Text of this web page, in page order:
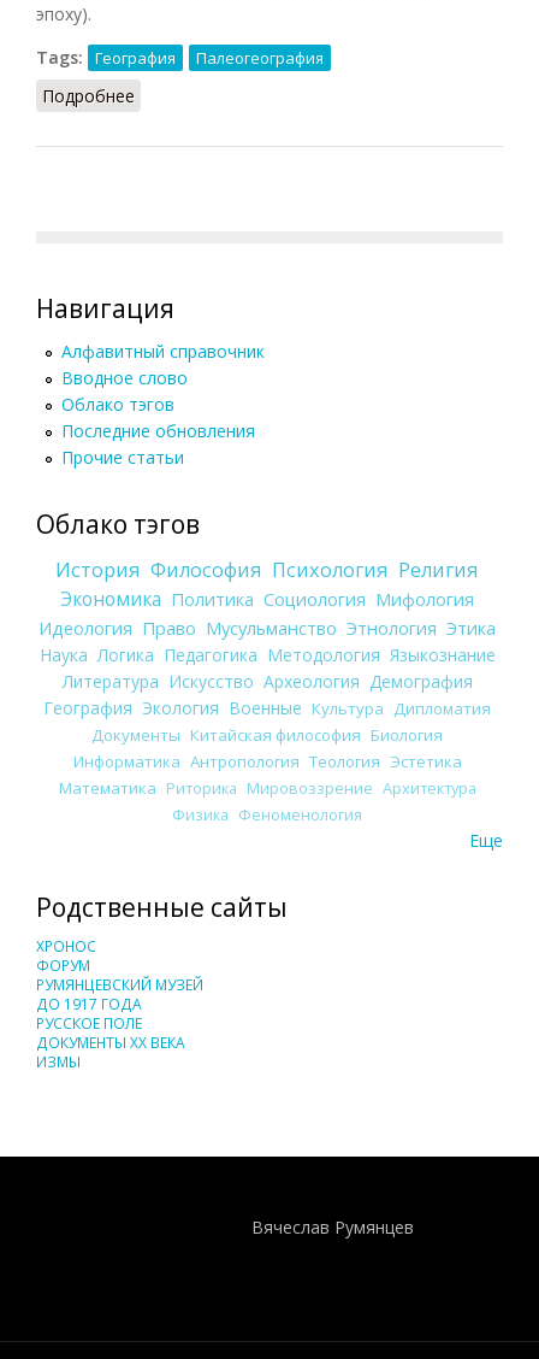
эпоху).
Tags:
География Палеогеография
Подробнее
Навигация
Алфавитный справочник
Вводное слово
Облако тэгов
Последние обновления
Прочие статьи
Облако тэгов
История Философия Психология Религия
Экономика Политика Социология Мифология
Идеология Право Мусульманство Этнология Этика
Наука Логика Педагогика Методология Языкознание
Литература Искусство Археология Демография
География Экология Военные Культура
Дипломатия
Документы Китайская философия Биология
Информатика Антропология Теология Эстетика
Математика Риторика Мировоззрение Архитектура
Физика Феноменология
Еще
Родственные сайты
ХРОНОС
ФОРУМ
РУМЯНЦЕВСКИЙ МУЗЕЙ
ДО 1917 ГОДА
РУССКОЕ ПОЛЕ
ДОКУМЕНТЫ XX ВЕКА
ИЗМЫ
Вячеслав Румянцев